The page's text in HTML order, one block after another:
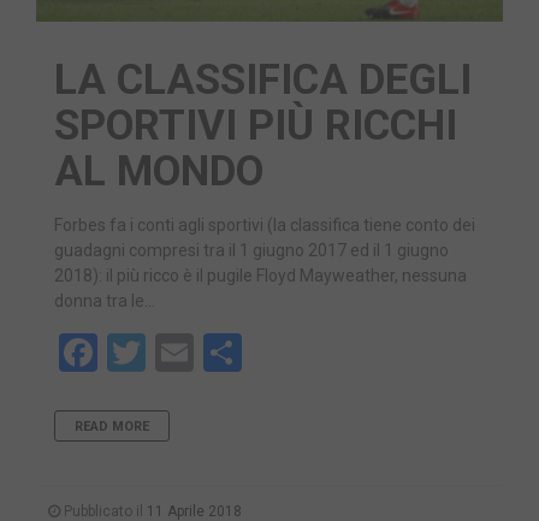
LA CLASSIFICA DEGLI
SPORTIVI PIÙ RICCHI
AL MONDO
Forbes fa i conti agli sportivi (la classifica tiene conto dei
guadagni compresi tra il 1 giugno 2017 ed il 1 giugno
2018): il più ricco è il pugile Floyd Mayweather, nessuna
donna tra le…
Facebook
Twitter
Email
READ MORE
Pubblicato il 11 Aprile 2018